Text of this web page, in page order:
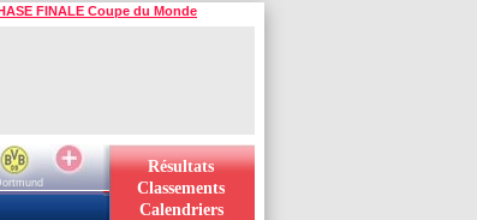
FINALE Coupe du Monde
Résultats
Classements
Calendriers